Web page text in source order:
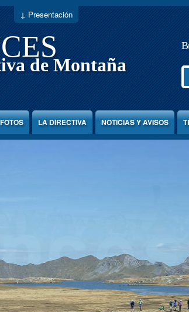
↓ Presentación
de Montaña
FOTOS LA DIRECTIVA NOTICIAS Y AVISOS